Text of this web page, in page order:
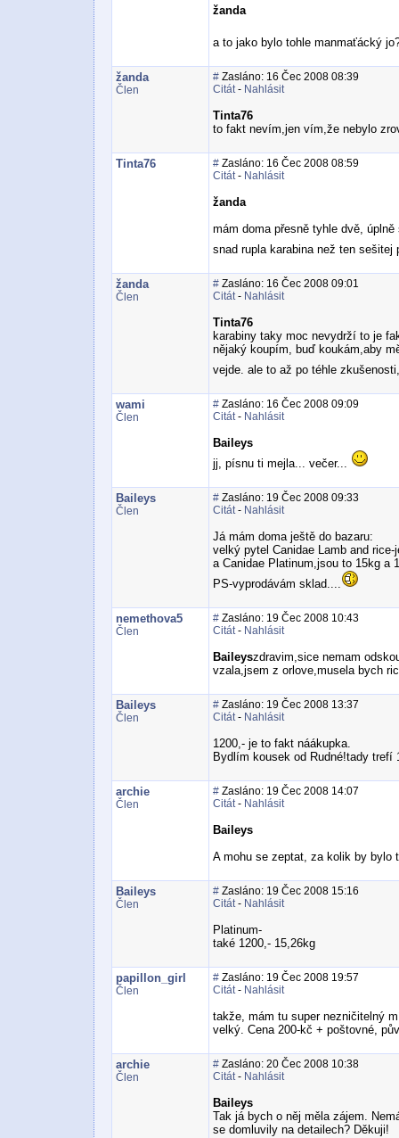
žanda
a to jako bylo tohle manmaťácký
žanda
Člen
# Zasláno: 16 Čec 2008 08:39
Citát- Nahlásit
Tinta76
to fakt nevím,jen vím,že nebylo
Tinta76 # Zasláno: 16 Čec 2008 08:59
Citát- Nahlásit
žanda
mám doma přesně tyhle dvě,
snad rupla karabina než ten sešitej
žanda
Člen
# Zasláno: 16 Čec 2008 09:01
Citát- Nahlásit
Tinta76
karabiny taky moc nevydrží to je
nějaký koupím, buď koukám,aby
vejde. ale to až po téhle
wami
Člen
# Zasláno: 16 Čec 2008 09:09
Citát- Nahlásit
Baileys
jj, písnu ti mejla... večer...
Baileys
Člen
# Zasláno: 19 Čec 2008 09:33
Citát- Nahlásit
Já mám doma ještě do bazaru:
velký pytel Canidae Lamb and
a Canidae Platinum,jsou to 15kg a
PS-vyprodávám sklad....
nemethova5
Člen
# Zasláno: 19 Čec 2008 10:43
Citát- Nahlásit
Baileyszdravim,sice nemam
vzala,jsem z orlove,musela bych
Baileys
Člen
# Zasláno: 19 Čec 2008 13:37
Citát- Nahlásit
1200,- je to fakt náákupka.
Bydlím kousek od Rudné!tady trefí
archie
Člen
# Zasláno: 19 Čec 2008 14:07
Citát- Nahlásit
Baileys
A mohu se zeptat, za kolik by bylo
Baileys
Člen
# Zasláno: 19 Čec 2008 15:16
Citát- Nahlásit
Platinum-
také 1200,- 15,26kg
papillon_girl
Člen
# Zasláno: 19 Čec 2008 19:57
Citát- Nahlásit
takže, mám tu super nezničitelný
velký. Cena 200-kč + poštovné,
archie
Člen
# Zasláno: 20 Čec 2008 10:38
Citát- Nahlásit
Baileys
Tak já bych o něj měla zájem.
se domluvily na detailech? Děkuji!